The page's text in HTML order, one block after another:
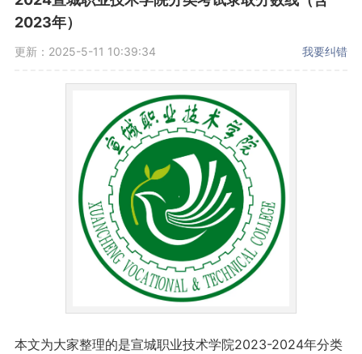
2023年）
更新：2025-5-11 10:39:34 我要纠错
本文为大家整理的是宣城职业技术学院2023-2024年分类